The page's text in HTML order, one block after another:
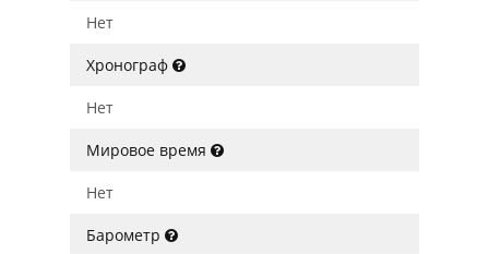
Нет
Хронограф
Нет
Мировое время
Нет
Барометр